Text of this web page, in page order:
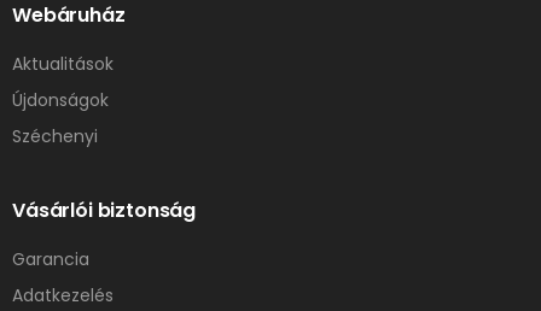
Webáruház
Aktualitások
Újdonságok
Széchenyi
Vásárlói biztonság
Garancia
Adatkezelés